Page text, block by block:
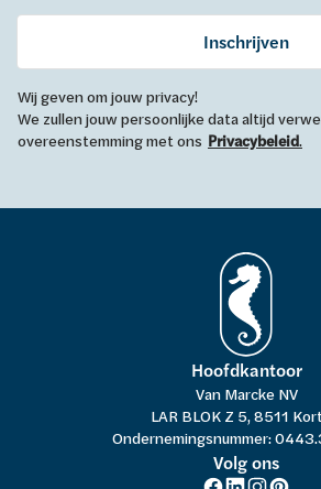
Inschrijven
Wij geven om jouw privacy!
We zullen jouw persoonlijke data altijd
overeenstemming met ons Privacybeleid.
Hoofdkantoor
Van Marcke NV
LAR BLOK Z 5, 8511
Ondernemingsnummer:
Volg ons